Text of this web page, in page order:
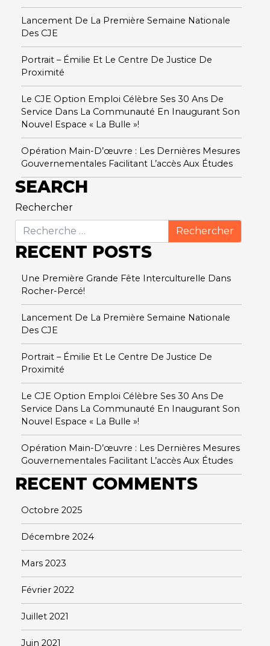
Lancement De La Première Semaine Nationale
Des CJE
Portrait – Émilie Et Le Centre De Justice De
Proximité
Le CJE Option Emploi Célèbre Ses 30 Ans De
Service Dans La Communauté En Inaugurant Son
Nouvel Espace « La Bulle »!
Opération Main-D’œuvre : Les Dernières Mesures
Gouvernementales Facilitant L’accès Aux Études
SEARCH
Rechercher
RECENT POSTS
Une Première Grande Fête Interculturelle Dans
Rocher-Percé!
Lancement De La Première Semaine Nationale
Des CJE
Portrait – Émilie Et Le Centre De Justice De
Proximité
Le CJE Option Emploi Célèbre Ses 30 Ans De
Service Dans La Communauté En Inaugurant Son
Nouvel Espace « La Bulle »!
Opération Main-D’œuvre : Les Dernières Mesures
Gouvernementales Facilitant L’accès Aux Études
RECENT COMMENTS
Octobre 2025
Décembre 2024
Mars 2023
Février 2022
Juillet 2021
Juin 2021